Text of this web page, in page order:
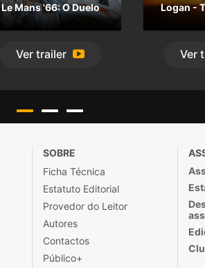
Le Mans '66: O Duelo
Ver trailer
Logan -
Ver
SOBRE
Ficha Técnica
Estatuto Editorial
Provedor do Leitor
Autores
Contactos
Público+